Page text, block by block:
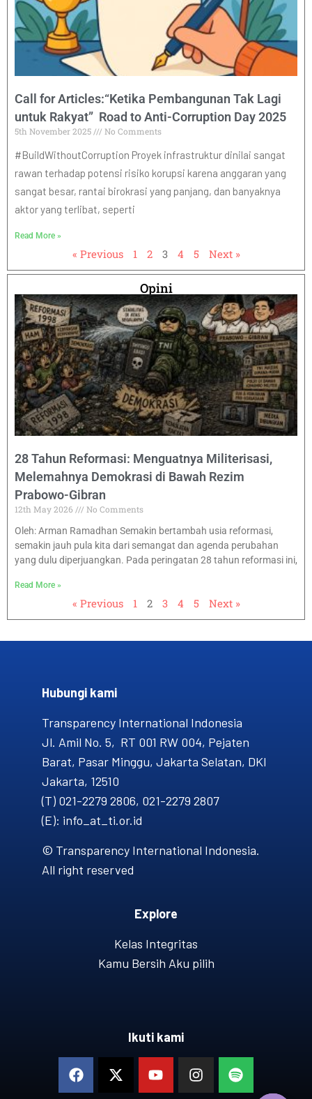
Call for Articles:“Ketika Pembangunan Tak Lagi
untuk Rakyat” Road to Anti-Corruption Day 2025
5th November 2025 No Comments
#BuildWithoutCorruption Proyek infrastruktur dinilai sangat
rawan terhadap potensi risiko korupsi karena anggaran yang
sangat besar, rantai birokrasi yang panjang, dan banyaknya
aktor yang terlibat, seperti
Read More »
« Previous 1 2 3 4 5 Next »
Opini
28 Tahun Reformasi: Menguatnya Militerisasi,
Melemahnya Demokrasi di Bawah Rezim
Prabowo-Gibran
12th May 2026
No Comments
Oleh: Arman Ramadhan Semakin bertambah usia reformasi,
semakin jauh pula kita dari semangat dan agenda perubahan
yang dulu diperjuangkan. Pada peringatan 28 tahun reformasi ini,
Read More »
« Previous 1 2 3 4 5 Next »
Hubungi kami​
Transparency International Indonesia
Jl. Amil No. 5, RT 001 RW 004, Pejaten
Barat, Pasar Minggu, Jakarta Selatan, DKI
Jakarta, 12510
(T) 021-2279 2806, 021-2279 2807
(E): info_at_ti.or.id
© Transparency International Indonesia.
All right reserved
Explore
Kelas Integritas
Kamu Bersih Aku pilih
Ikuti kami